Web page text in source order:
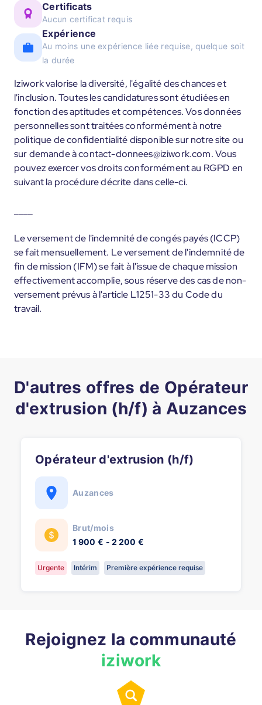
Certificats
Aucun certificat requis
Expérience
Au moins une expérience liée requise, quelque soit
la durée
Iziwork valorise la diversité, l'égalité des chances et
l'inclusion. Toutes les candidatures sont étudiées en
fonction des aptitudes et compétences. Vos données
personnelles sont traitées conformément à notre
politique de confidentialité disponible sur notre site ou
sur demande à contact-donnees@iziwork.com. Vous
pouvez exercer vos droits conformément au RGPD en
suivant la procédure décrite dans celle-ci.
Le versement de l'indemnité de congés payés (ICCP)
se fait mensuellement. Le versement de l'indemnité de
fin de mission (IFM) se fait à l'issue de chaque mission
effectivement accomplie, sous réserve des cas de non-
versement prévus à l'article L1251-33 du Code du
travail.
D'autres offres de Opérateur
d'extrusion (h/f) à Auzances
Opérateur d'extrusion (h/f)
Auzances
Brut/mois
1 900 € - 2 200 €
Urgente Intérim Première expérience requise
Rejoignez la communauté
iziwork